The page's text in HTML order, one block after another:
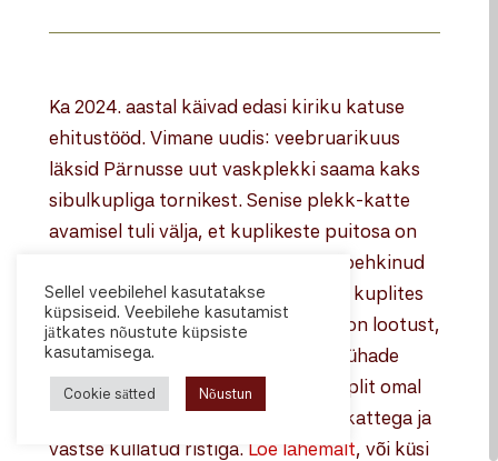
Ka 2024. aastal käivad edasi kiriku katuse
ehitustööd. Vimane uudis: veebruarikuus
läksid Pärnusse uut vaskplekki saama kaks
sibulkupliga tornikest. Senise plekk-katte
avamisel tuli välja, et kuplikeste puitosa on
vee läbijooksu tõttu sama hullusti pehkinud
nagu olid nelitise katuse talad ja ka kuplites
on vaja teha palju puidutöid. Siiski on lootust,
et suvel näeb tartlane juba Tartu Pühade
Aleksandrite kiriku katuseharja kuplit omal
kohal nelitise tipus, nüüd uue vaskkattega ja
vastse kullatud ristiga. Loe lähemalt, või küsi
Sellel veebilehel kasutatakse
küpsiseid. Veebilehe kasutamist
jätkates nõustute küpsiste
kasutamisega.
Cookie sätted Nõustun